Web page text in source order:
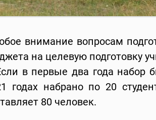
внимание вопросам
на целевую подготовку
в первые два года набор
годах набрано по 20
80 человек.